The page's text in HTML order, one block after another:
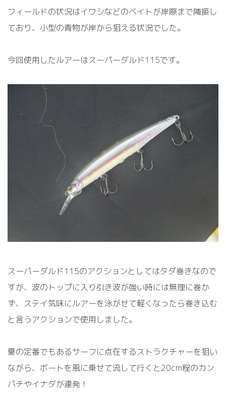
フィールドの状況はイワシなどのベイトが岸際まで隣接し
ており、小型の青物が岸から狙える状況でした。
今回使用したルアーはスーパーダルド115です。
スーパーダルド115のアクションとしてはタダ巻きなので
すが、波のトップに入り引き波が強い時には無理に巻か
ず、ステイ気味にルアーを泳がせて軽くなったら巻き込む
と言うアクションで使用しました。
夏の定番でもあるサーフに点在するストラクチャーを狙い
ながら、ボートを風に乗せて流して行くと20cm程のカン
パチやイナダが連発！